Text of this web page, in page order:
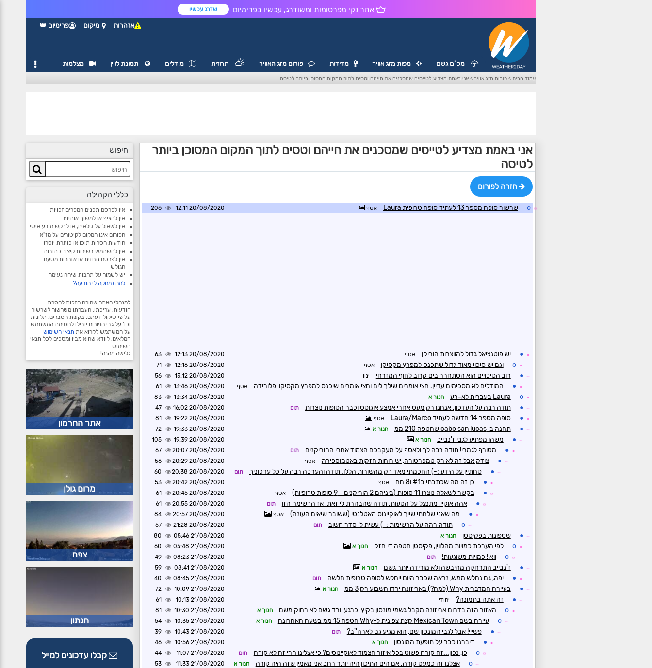
אתר נקי מפרסומות ומשודרג, עכשיו בפרימיום שדרג עכשיו
אזהרות מיקום פרימיום 👑
מכ"ם גשם מפות מזג אוויר מדידות פורום מזג האוויר תחזית מודלים תמונת לווין מצלמות
עמוד הבית >פורום מזג אוויר >אני באמת מצדיע לטייסים שמסכנים את חייהם וטסים לתוך המקום המסוכן ביותר לטיסה
אני באמת מצדיע לטייסים שמסכנים את חייהם וטסים לתוך המקום המסוכן ביותר
לטיסה
חזרה לפורום
☼
o שרשור סופה מספר 13 לעתיד סופה טרופית Laura אסף 20/08/2020 12:11
206
☼
● יש פוטנציאל גדול להווצרות הוריקן אסף 20/08/2020 12:13
63
☼
o וגם יש סיכוי מאוד גדול שתכנס למפרץ מקסיקו אסף 20/08/2020 12:16
71
☼
● רוב הסיכויים הוא הסתחרר בים קרוב לחוף המזרחי ינון 20/08/2020 13:12
56
☼
● המודלים לא מסכימים עדיין. חצי אומרים שילך לים וחצי אומרים שיכנס למפרץ מקסיקו ופלורידה אסף 20/08/2020 13:46
61
☼
o Laura בעברית לא-רע חנוך א 20/08/2020 13:34
83
☼
● תודה רבה על העדכון. אנחנו רק מעט אחרי אמצע אוגוסט וכבר הסופות נוצרות תום 20/08/2020 16:02
47
☼
● סופה מספר 14 חדשה לעתיד Laura/Marco אסף 20/08/2020 19:22
81
☼
● תחנה ב-cabo san lucas שחטפה 210 ממ חנוך א 20/08/2020 19:33
72
☼
● משהו מפתיע לגבי ז'נבייב חנוך א 20/08/2020 19:39
105
☼
● מטורף לגמרי! תודה רבה לך ולאסף על מעקבכם הצמוד אחרי ההוריקנים תום 20/08/2020 20:07
67
☼
● צודק אבל זה לא רק טמפרטורה, יש רוחות חזקות באטמוספירה אסף 20/08/2020 20:29
56
☼
● סחתיין על הידע :-) החכמתי מאד רק מהשורות הללו. תודה והערכה רבה על כל עדכוניך תום 20/08/2020 20:38
60
☼
● כן זה מה שכתבתי ב#1 ו8 חח אסף 20/08/2020 20:42
53
☼
● בקשר לשאלה נוצרו 11 סופות (ביניהם 2 הוריקנים ו-9 סופות טרופיות) אסף 20/08/2020 20:45
61
☼
● אהה אוקיי. מתנצל על הטעות. תודה שהבהרת לי זאת. אז הרשימה הזו תום 20/08/2020 20:55
61
☼
● מה שאני שלחתי שייך לאוקיינוס האטלנטי (ששובר שיאים העונה) אסף 20/08/2020 20:57
84
☼
o תודה רהה על הרשימות :-) עשית לי סדר חשוב תום 20/08/2020 21:28
57
☼
● שטפונות בפקיסטן חנוך א 21/08/2020 05:46
80
☼
o לפי הערכת כמויות מהלווין, פקיסטן חטפה די חזק חנוך א 21/08/2020 05:48
60
☼
o וואו! כמויות משוגעות! תום 21/08/2020 08:23
49
☼
● ז'נבייב התרחקה מהיבשה ולא מורידה יותר גשם חנוך א 21/08/2020 08:41
59
☼
● יפה, גם נחלש ממש, נראה שכבר היום ייחלש לסופה טרופית חלשה תום 21/08/2020 08:45
40
☼
● בעיירה המדברית Why (למה?) באריזונה ירדו השבוע רק 3 ממ חנוך א 21/08/2020 10:09
72
☼
● זה אתה בתמונה? יהודי 21/08/2020 10:13
61
☼
o האזור הזה בדרום אריזונה מקבל גשמי מונסון בקיץ וכרגע יורד גשם לא רחוק משם חנוך א 21/08/2020 10:30
81
☼
o עיירה בשם Mexican Town קצת צפונית ל-Why חטפה 15 ממ בשעה האחרונה חנוך א 21/08/2020 10:35
54
☼
● פשייי! אבל לגבי המונסון שם, הוא מגיע גם לארה''ב? תום 21/08/2020 10:43
39
☼
● דיברנו כבר על תופעת המונסון חנוך א 21/08/2020 10:56
46
☼
o כן, נכון...זה קורה פשוט בכל איזור הצמוד לאוקיינוסים? כי אצלינו הרי זה לא קורה תום 21/08/2020 11:07
44
☼
o אצלנו זה כמעט קורה. אם הים התיכון היה יותר רחב אני מאמין שזה היה קורה חנוך א 21/08/2020 11:33
53
חיפוש
כללי הקהילה
אין לפרסם תכנים המפרים זכויות
אין להציף או למשוך אותיות
אין לשאול על גילאים, או לבקש מידע אישי
הפורום אינו המקום לקיטורים על מז"א
הודעות חסרות תוכן או כותרת יוסרו
אין להשתמש בשירות קיצור כתובות
אין לפרסם תחזית או אזהרות מטעם
הגולש
יש לשמור על תרבות שיחה נעימה
למה נמחקה לי הודעה?
למנהלי האתר שמורה הזכות להסרת
הודעות, עריכתן, העברתן משרשור לשרשור
על פי שיקול דעתם. בקשת הסברים, תלונות
וכו' על גבי הפורום יובילו לחסימת המשתמש.
על המשתמש לקרוא את תנאי השימוש
המלאים, לוודא שהוא מבין ומסכים לכל תנאי
השימוש.
גלישה מהנה!
אתר החרמון
מרום גולן
צפת
חנתון
קבלו עדכונים למייל